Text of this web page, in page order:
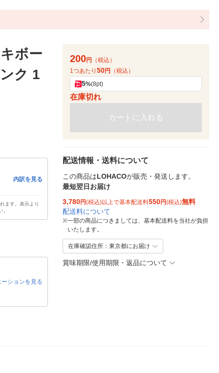
ボー
ク 1
内訳を見る
ます。表示より
。
ションを見る
200円
（税込）
1つあたり 50円 （税込）
5%(8pt)
在庫切れ
カートに入れる
配送情報・送料について
この商品はLOHACOが販売・発送します。
最短翌日お届け
3,780円(税込)以上で基本配送料550円(税込)無料
配送料について
※一部の商品につきましては、基本配送料を当社が負担
いたします。
在庫確認住所：東京都にお届け
賞味期限/使用期限・返品について